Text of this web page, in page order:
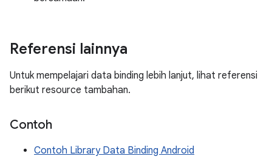
Referensi lainnya
Untuk mempelajari data binding lebih lanjut, lihat referensi
berikut resource tambahan.
Contoh
Contoh Library Data Binding Android